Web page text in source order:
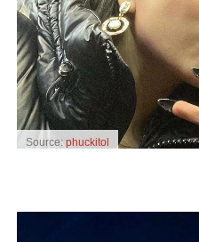
Source: phuckitol